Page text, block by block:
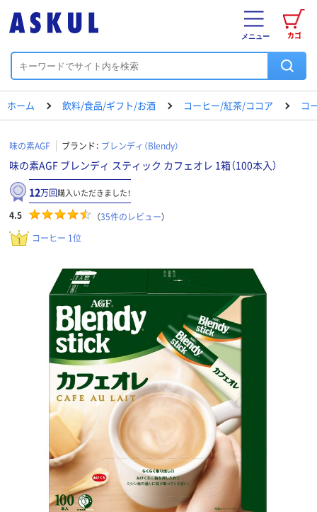
カゴ
メニュー
ホーム 飲料/食品/ギフト/お酒 コーヒー/紅茶/ココア コ
味の素AGF ブランド： ブレンディ（Blendy）
味の素AGF ブレンディ スティック カフェオレ 1箱（100本入）
12万回購入いただきました！
4.5 （35件のレビュー）
コーヒー 1位